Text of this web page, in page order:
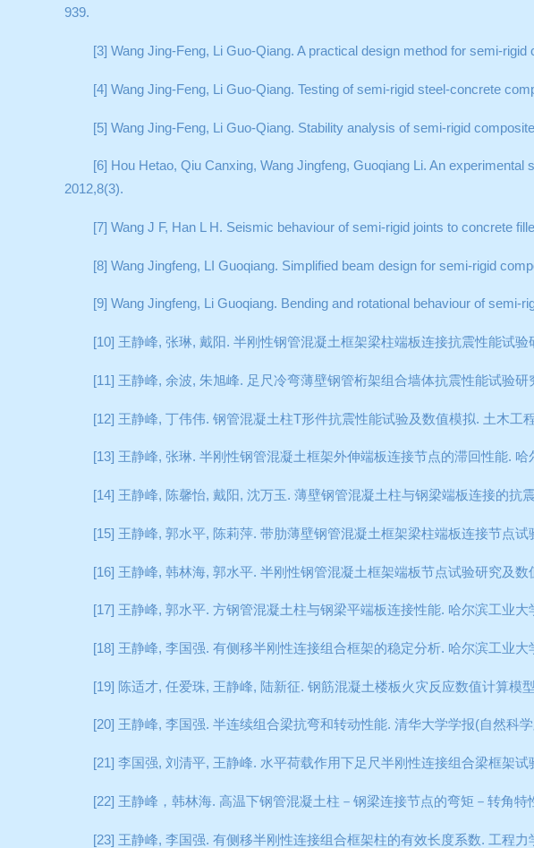
939.
[3] Wang Jing-Feng, Li Guo-Qiang. A practical design method for semi-
[4] Wang Jing-Feng, Li Guo-Qiang. Testing of semi-rigid steel-concrete
[5] Wang Jing-Feng, Li Guo-Qiang. Stability analysis of semi-rigid
[6] Hou Hetao, Qiu Canxing, Wang Jingfeng, Guoqiang Li. An
2012,8(3).
[7] Wang J F, Han L H. Seismic behaviour of semi-rigid joints to concrete
[8] Wang Jingfeng, LI Guoqiang. Simplified beam design for semi-rigid
[9] Wang Jingfeng, Li Guoqiang. Bending and rotational behaviour of
[10] 王静峰, 张琳, 戴阳. 半刚性钢管混凝土框架梁柱端板连接抗震性能试验
[11] 王静峰, 余波, 朱旭峰. 足尺冷弯薄壁钢管桁架组合墙体抗震性能试验研
[12] 王静峰, 丁伟伟. 钢管混凝土柱T形件抗震性能试验及数值模拟. 土木工
[13] 王静峰, 张琳. 半刚性钢管混凝土框架外伸端板连接节点的滞回性能. 哈
[14] 王静峰, 陈馨怡, 戴阳, 沈万玉. 薄壁钢管混凝土柱与钢梁端板连接的抗
[15] 王静峰, 郭水平, 陈莉萍. 带肋薄壁钢管混凝土框架梁柱端板连接节点试
[16] 王静峰, 韩林海, 郭水平. 半刚性钢管混凝土框架端板节点试验研究及数
[17] 王静峰, 郭水平. 方钢管混凝土柱与钢梁平端板连接性能. 哈尔滨工业大
[18] 王静峰, 李国强. 有侧移半刚性连接组合框架的稳定分析. 哈尔滨工业大
[19] 陈适才, 任爱珠, 王静峰, 陆新征. 钢筋混凝土楼板火灾反应数值计算模型
[20] 王静峰, 李国强. 半连续组合梁抗弯和转动性能. 清华大学学报(自然科
[21] 李国强, 刘清平, 王静峰. 水平荷载作用下足尺半刚性连接组合梁框架试
[22] 王静峰，韩林海. 高温下钢管混凝土柱－钢梁连接节点的弯矩－转角特
[23] 王静峰, 李国强. 有侧移半刚性连接组合框架柱的有效长度系数. 工程力